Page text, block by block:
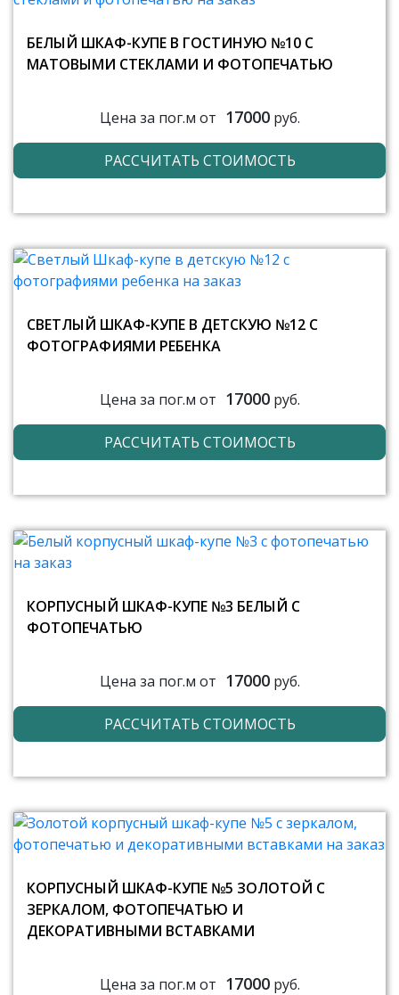
БЕЛЫЙ ШКАФ-КУПЕ В ГОСТИНУЮ №10 С
МАТОВЫМИ СТЕКЛАМИ И ФОТОПЕЧАТЬЮ
Цена за пог.м от 17000руб.
РАССЧИТАТЬ СТОИМОСТЬ
СВЕТЛЫЙ ШКАФ-КУПЕ В ДЕТСКУЮ №12 С
ФОТОГРАФИЯМИ РЕБЕНКА
Цена за пог.м от 17000руб.
РАССЧИТАТЬ СТОИМОСТЬ
КОРПУСНЫЙ ШКАФ-КУПЕ №3 БЕЛЫЙ С
ФОТОПЕЧАТЬЮ
Цена за пог.м от 17000руб.
РАССЧИТАТЬ СТОИМОСТЬ
КОРПУСНЫЙ ШКАФ-КУПЕ №5 ЗОЛОТОЙ С
ЗЕРКАЛОМ, ФОТОПЕЧАТЬЮ И
ДЕКОРАТИВНЫМИ ВСТАВКАМИ
Цена за пог.м от 17000руб.